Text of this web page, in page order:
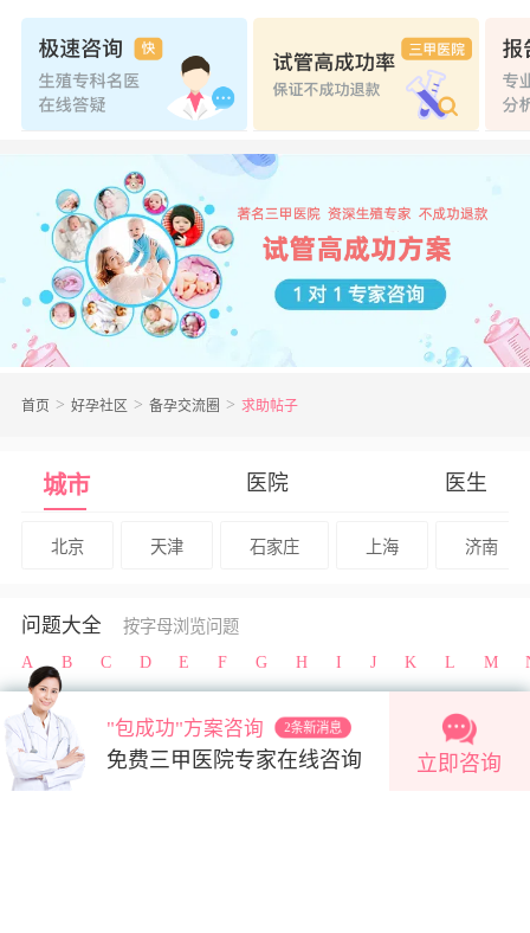
首页 好孕社区 备孕交流圈 求助帖子
城市 医院 医生
北京 天津 石家庄 上海 济南
问题大全
按字母浏览问题
A
B C D E F G H I J K L M
好孕帮 助您更快好孕
"包成功"方案咨询 2条新消息
免费三甲医院专家在线咨询 立即咨询